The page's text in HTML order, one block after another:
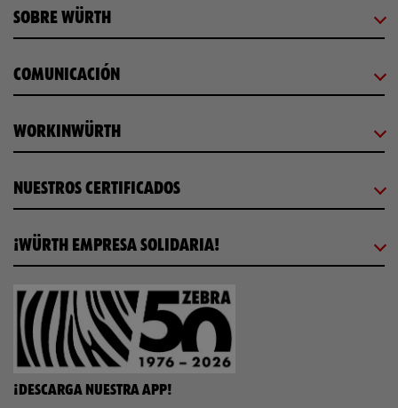
SOBRE WÜRTH
COMUNICACIÓN
WORKINWÜRTH
NUESTROS CERTIFICADOS
¡WÜRTH EMPRESA SOLIDARIA!
¡DESCARGA NUESTRA APP!